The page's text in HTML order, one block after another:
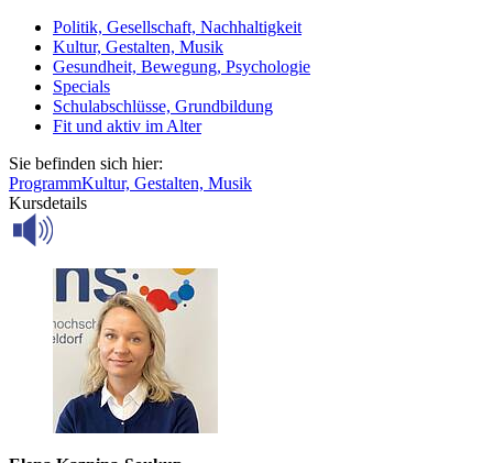
Politik, Gesellschaft, Nachhaltigkeit
Kultur, Gestalten, Musik
Gesundheit, Bewegung, Psychologie
Specials
Schulabschlüsse, Grundbildung
Fit und aktiv im Alter
Sie befinden sich hier:
ProgrammKultur, Gestalten, Musik
Kursdetails